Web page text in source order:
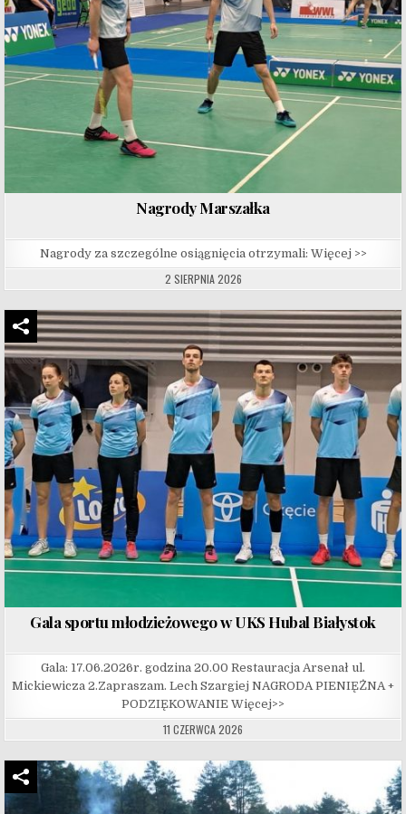
Nagrody Marszałka
Nagrody za szczególne osiągnięcia otrzymali: Więcej >>
2 SIERPNIA 2026
Gala sportu młodzieżowego w UKS Hubal Białystok
Gala: 17.06.2026r. godzina 20.00 Restauracja Arsenał ul.
Mickiewicza 2.Zapraszam. Lech Szargiej NAGRODA PIENIĘŻNA +
PODZIĘKOWANIE Więcej>>
11 CZERWCA 2026